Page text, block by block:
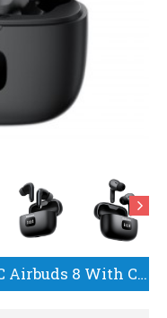
Blackview BT5.3 ANC+4MIC Airbuds 8 With Charging Dock Black